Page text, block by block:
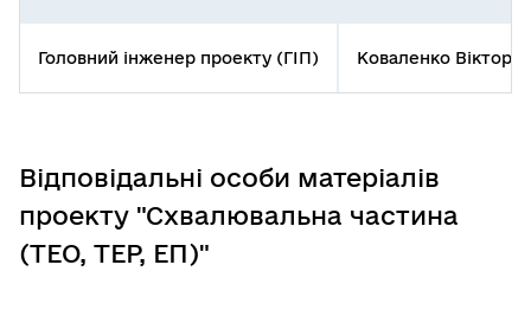
Головний інженер проекту (ГІП) Коваленко Віктор
Відповідальні особи матеріалів
проекту "Схвалювальна частина
(ТЕО, ТЕР, ЕП)"